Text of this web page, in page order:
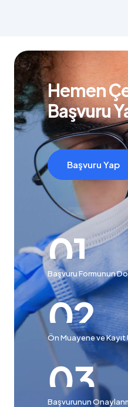
Hemen
Başvuru
Başvuru Yap
Başvuru Formunun
Ön Muayene ve
Başvurunun